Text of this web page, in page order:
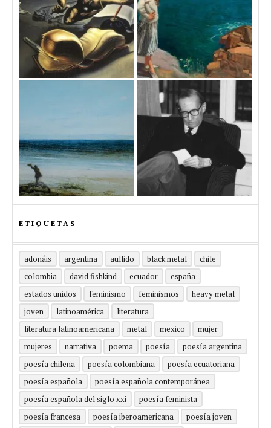
ETIQUETAS
adonáis argentina aullido black metal
chile
colombia
david fishkind ecuador
españa
estados unidos
feminismo feminismos
heavy metal
joven
latinoamérica
literatura
literatura latinoamericana
metal mexico
mujer
mujeres
narrativa poema poesía
poesía argentina
poesía chilena
poesía colombiana
poesía ecuatoriana
poesía española
poesía española contemporánea
poesía española del siglo xxi
poesía feminista
poesía francesa
poesía iberoamericana
poesía joven